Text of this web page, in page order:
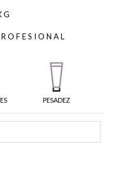
PESADEZ